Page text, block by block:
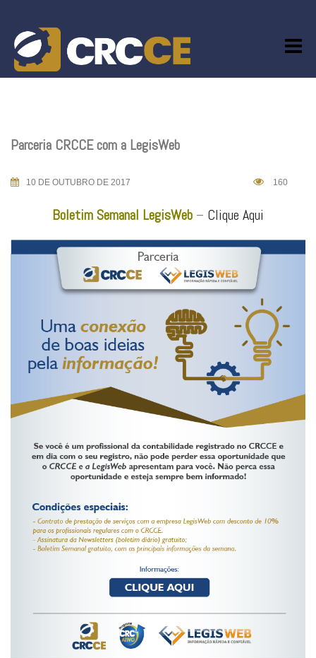
content
Parceria CRCCE com a LegisWeb
10 DE OUTUBRO DE 2017 160
Boletim Semanal LegisWeb – Clique Aqui